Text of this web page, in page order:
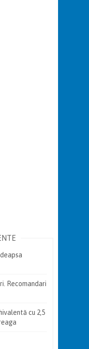
Recomandari
cu 2,5